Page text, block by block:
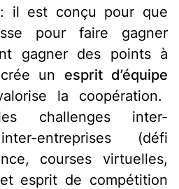
il est conçu pour que
pour faire gagner
gagner des points à
un esprit d’équipe
la coopération.
challenges inter-
entreprises (défi
courses virtuelles,
esprit de compétition